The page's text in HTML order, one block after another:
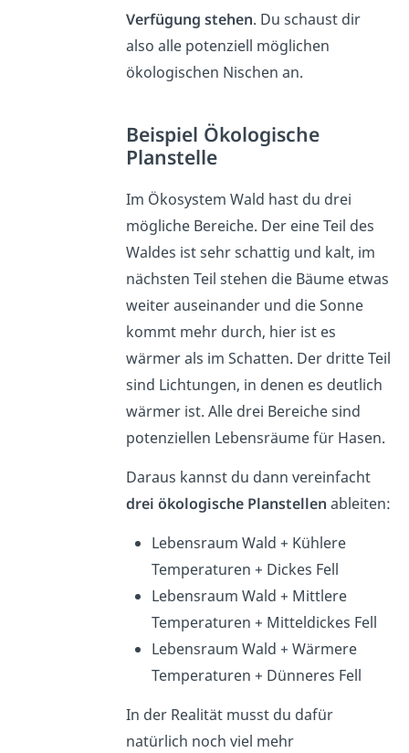
Verfügung stehen. Du schaust dir
also alle potenziell möglichen
ökologischen Nischen an.
Beispiel Ökologische
Planstelle
Im Ökosystem Wald hast du drei
mögliche Bereiche. Der eine Teil des
Waldes ist sehr schattig und kalt, im
nächsten Teil stehen die Bäume etwas
weiter auseinander und die Sonne
kommt mehr durch, hier ist es
wärmer als im Schatten. Der dritte Teil
sind Lichtungen, in denen es deutlich
wärmer ist. Alle drei Bereiche sind
potenziellen Lebensräume für Hasen.
Daraus kannst du dann vereinfacht
drei ökologische Planstellen ableiten:
Lebensraum Wald + Kühlere
Temperaturen + Dickes Fell
Lebensraum Wald + Mittlere
Temperaturen + Mitteldickes Fell
Lebensraum Wald + Wärmere
Temperaturen + Dünneres Fell
In der Realität musst du dafür
natürlich noch viel mehr